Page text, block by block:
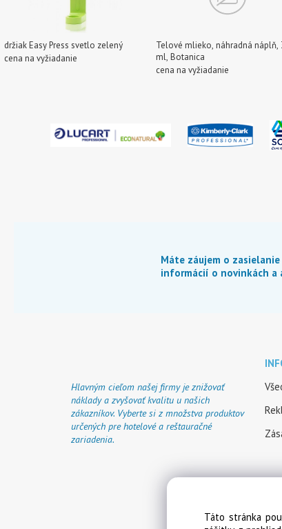
držiak Easy Press svetlo zelený
cena na vyžiadanie
Telové mlieko, náhradná náplň,
ml, Botanica
cena na vyžiadanie
Máte záujem o zasielanie
informácií o novinkách a
Hlavným cieľom našej firmy je znižovať
náklady a zvyšovať kvalitu u našich
zákazníkov. Vyberte si z množstva produktov
určených pre hotelové a reštauračné
zariadenia.
Táto stránka